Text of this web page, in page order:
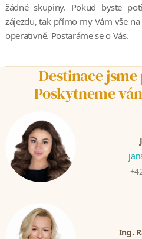
žádné skupiny. Pokud byste
zájezdu, tak přímo my Vám vše
operativně. Postaráme se o Vás.
Destinace
Poskytneme
Ing.